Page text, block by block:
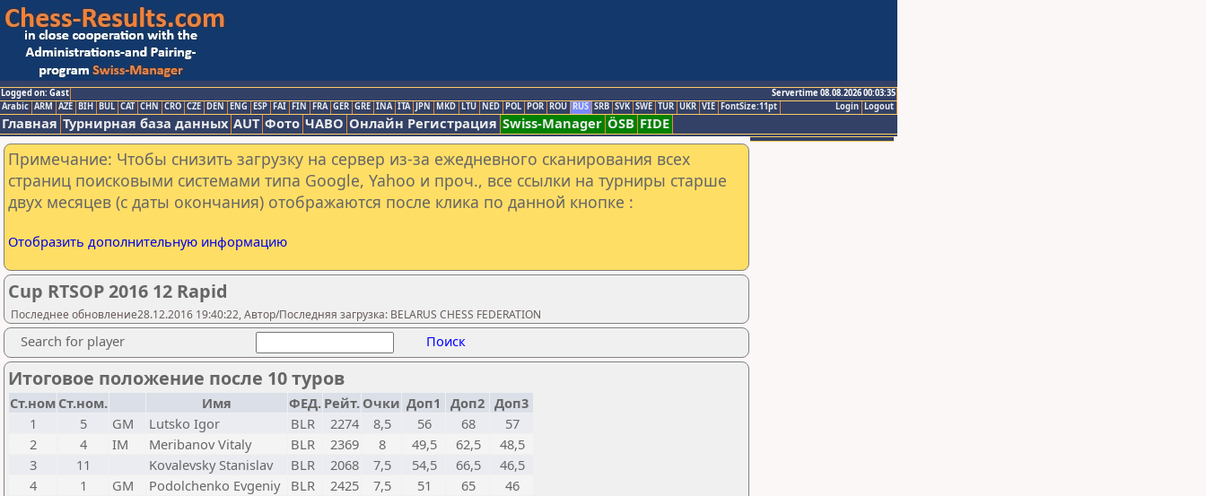
Logged on: Gast
Servertime 08.08.2026 00:03:35
Logout
Login
Arabic ARM AZE BIH BUL CAT CHN CRO CZE DEN ENG ESP FAI FIN FRA GER GRE INA ITA JPN MKD LTU NED POL POR ROU RUS SRB SVK SWE TUR UKR VIE FontSize:11pt
Главная Турнирная база данных AUT Фото ЧАВО Онлайн Регистрация Swiss-Manager ÖSB FIDE
Примечание: Чтобы снизить загрузку на сервер из-за ежедневного сканирования всех
страниц поисковыми системами типа Google, Yahoo и проч., все ссылки на турниры старше
двух месяцев (с даты окончания) отображаются после клика по данной кнопке :
Отобразить дополнительную информацию
Cup RTSOP 2016 12 Rapid
Последнее обновление28.12.2016 19:40:22, Автор/Последняя загрузка: BELARUS CHESS FEDERATION
Search for player Поиск
Итоговое положение после 10 туров
Ст.ном Ст.ном. Имя ФЕД. Рейт. Очки Доп1 Доп2 Доп3
1
5 GM Lutsko Igor BLR 2274 8,5 56 68
57
2
4 IM Meribanov Vitaly BLR 2369 8 49,5 62,5
48,5
3
11 Kovalevsky Stanislav BLR 2068 7,5 54,5 66,5
46,5
4
1 GM Podolchenko Evgeniy BLR 2425 7,5 51 65
46